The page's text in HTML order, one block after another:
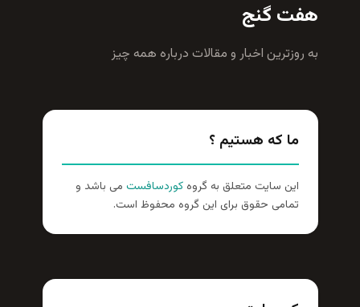
هفت گنج
به روزترين اخبار و مقالات درباره همه چيز
ما که هستیم ؟
این سایت متعلق به گروهکوردسافست می باشد و
تمامی حقوق برای این گروه محفوظ است.